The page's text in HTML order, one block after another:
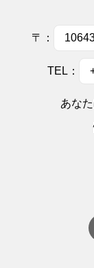
〒：
TEL：
あな